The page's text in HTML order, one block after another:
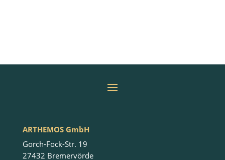
ARTHEMOS GmbH
Gorch-Fock-Str. 19
27432 Bremervörde